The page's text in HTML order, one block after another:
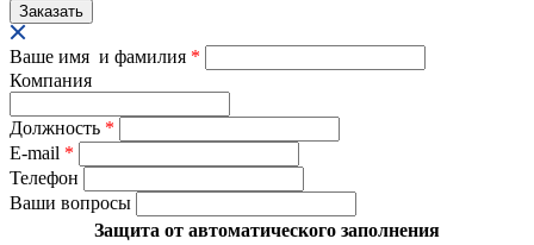
Ваше имя и фамилия *
Компания
Должность *
E-mail *
Телефон
Ваши вопросы
Защита от автоматического заполнения